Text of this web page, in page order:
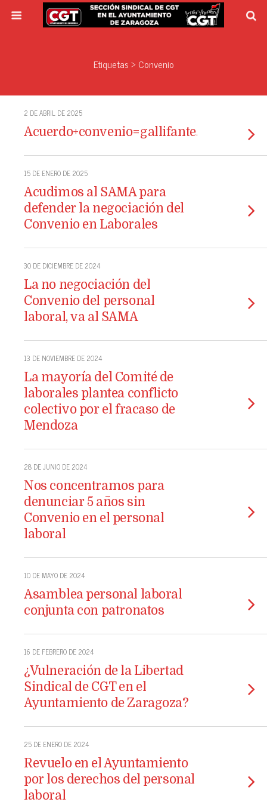
Etiquetas › Convenio
2 DE ABRIL DE 2025
Acuerdo+convenio=gallifante.
15 DE ENERO DE 2025
Acudimos al SAMA para
defender la negociación del
Convenio en Laborales
30 DE DICIEMBRE DE 2024
La no negociación del
Convenio del personal
laboral, va al SAMA
13 DE NOVIEMBRE DE 2024
La mayoría del Comité de
laborales plantea conflicto
colectivo por el fracaso de
Mendoza
28 DE JUNIO DE 2024
Nos concentramos para
denunciar 5 años sin
Convenio en el personal
laboral
10 DE MAYO DE 2024
Asamblea personal laboral
conjunta con patronatos
16 DE FEBRERO DE 2024
¿Vulneración de la Libertad
Sindical de CGT en el
Ayuntamiento de Zaragoza?
25 DE ENERO DE 2024
Revuelo en el Ayuntamiento
por los derechos del personal
laboral